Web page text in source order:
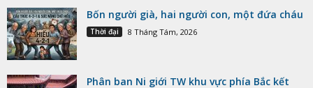
Bốn người già, hai người con, một đứa cháu
Thời đại 8 Tháng Tám, 2026
Phân ban Ni giới TW khu vực phía Bắc kết